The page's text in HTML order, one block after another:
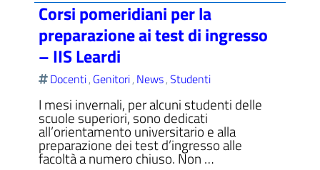
Corsi pomeridiani per la
preparazione ai test di ingresso
– IIS Leardi
Docenti, Genitori, News,Studenti
I mesi invernali, per alcuni studenti delle
scuole superiori, sono dedicati
all’orientamento universitario e alla
preparazione dei test d’ingresso alle
facoltà a numero chiuso. Non …